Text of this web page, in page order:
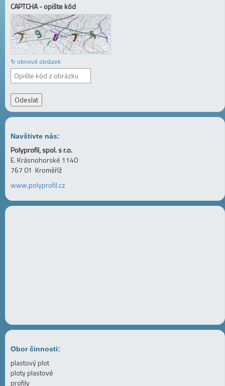
CAPTCHA - opište kód
↻ obnovit obrázek
Navštivte nás:
Polyprofil, spol. s r.o.
E. Krásnohorské 1140
767 01 Kroměříž
www.polyprofil.cz
Obor činnosti:
plastový plot
ploty plastové
profily